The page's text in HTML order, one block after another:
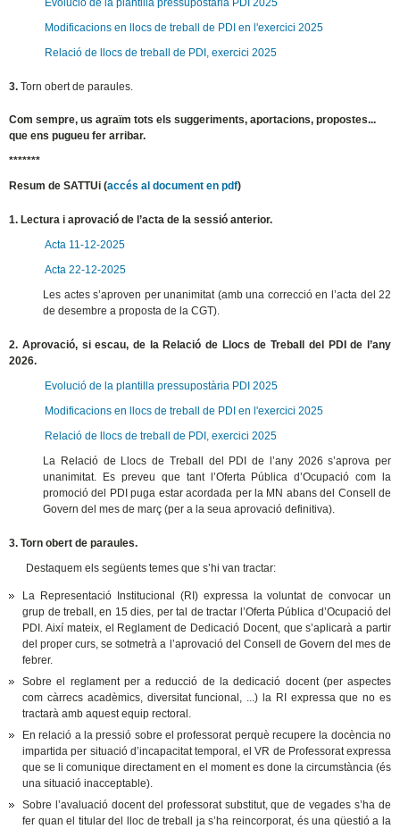
Modificacions en llocs de treball de PDI en l'exercici 2025
Relació de llocs de treball de PDI, exercici 2025
3. Torn obert de paraules.
Com sempre, us agraïm tots els suggeriments, aportacions, propostes...
que ens pugueu fer arribar.
*******
Resum de SATTUi (accés al document en pdf)
1. Lectura i aprovació de l’acta de la sessió anterior.
Acta 11-12-2025
Acta 22-12-2025
Les actes s’aproven per unanimitat (amb una correcció en l’acta del 22
de desembre a proposta de la CGT).
2. Aprovació, si escau, de la Relació de Llocs de Treball del PDI de l’any
2026.
Evolució de la plantilla pressupostària PDI 2025
Modificacions en llocs de treball de PDI en l'exercici 2025
Relació de llocs de treball de PDI, exercici 2025
La Relació de Llocs de Treball del PDI de l’any 2026 s’aprova per
unanimitat. Es preveu que tant l’Oferta Pública d’Ocupació com la
promoció del PDI puga estar acordada per la MN abans del Consell de
Govern del mes de març (per a la seua aprovació definitiva).
3. Torn obert de paraules.
Destaquem els següents temes que s’hi van tractar:
La Representació Institucional (RI) expressa la voluntat de convocar un
grup de treball, en 15 dies, per tal de tractar l’Oferta Pública d’Ocupació del
PDI. Així mateix, el Reglament de Dedicació Docent, que s’aplicarà a partir
del proper curs, se sotmetrà a l’aprovació del Consell de Govern del mes de
febrer.
Sobre el reglament per a reducció de la dedicació docent (per aspectes
com càrrecs acadèmics, diversitat funcional, ...) la RI expressa que no es
tractarà amb aquest equip rectoral.
En relació a la pressió sobre el professorat perquè recupere la docència no
impartida per situació d’incapacitat temporal, el VR de Professorat expressa
que se li comunique directament en el moment es done la circumstància (és
una situació inacceptable).
Sobre l’avaluació docent del professorat substitut, que de vegades s’ha de
fer quan el titular del lloc de treball ja s’ha reincorporat, és una qüestió a la